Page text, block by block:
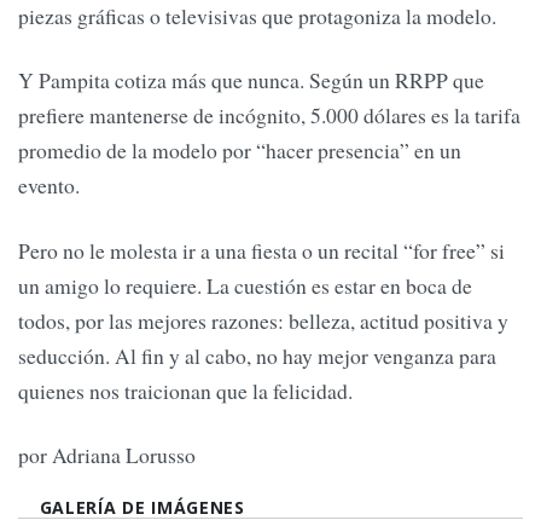
piezas gráficas o televisivas que protagoniza la modelo.
Y Pampita cotiza más que nunca. Según un RRPP que
prefiere mantenerse de incógnito, 5.000 dólares es la tarifa
promedio de la modelo por “hacer presencia” en un
evento.
Pero no le molesta ir a una fiesta o un recital “for free” si
un amigo lo requiere. La cuestión es estar en boca de
todos, por las mejores razones: belleza, actitud positiva y
seducción. Al fin y al cabo, no hay mejor venganza para
quienes nos traicionan que la felicidad.
por Adriana Lorusso
GALERÍA DE IMÁGENES